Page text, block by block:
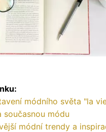
módního světa "la
současnou módu
módní trendy a